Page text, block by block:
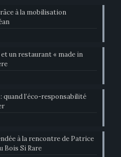
à la mobilisation
et un restaurant « made in
quand l’éco-responsabilité
à la rencontre de Patrice
Bois Si Rare